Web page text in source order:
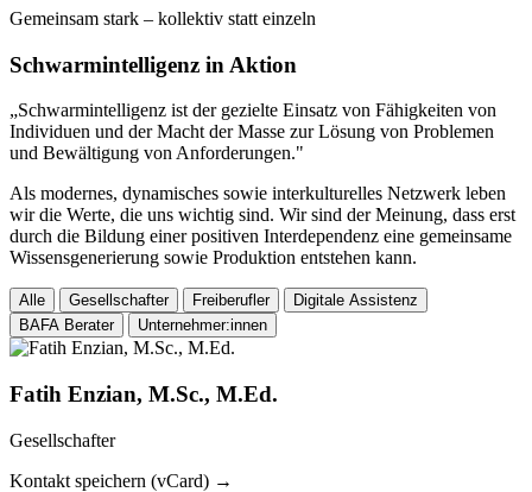
Gemeinsam stark – kollektiv statt einzeln
Schwarmintelligenz in Aktion
„Schwarmintelligenz ist der gezielte Einsatz von Fähigkeiten von
Individuen und der Macht der Masse zur Lösung von Problemen
und Bewältigung von Anforderungen."
Als modernes, dynamisches sowie interkulturelles Netzwerk leben
wir die Werte, die uns wichtig sind. Wir sind der Meinung, dass erst
durch die Bildung einer positiven Interdependenz eine gemeinsame
Wissensgenerierung sowie Produktion entstehen kann.
Alle Gesellschafter Freiberufler
Digitale Assistenz
BAFA Berater
Unternehmer:innen
Fatih Enzian, M.Sc., M.Ed.
Gesellschafter
Kontakt speichern (vCard) →